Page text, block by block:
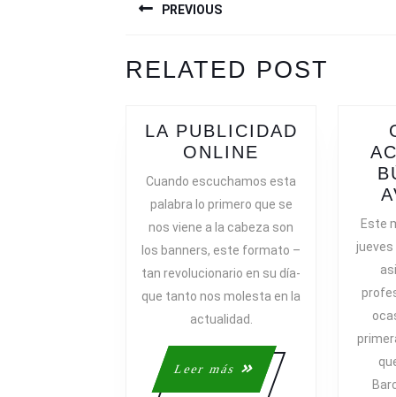
DE
ENTRADAS
PREVIOUS
post:
RELATED POST
LA PUBLICIDAD
ONLINE
PUBLICIDAD
Cuando escuchamos esta
palabra lo primero que se
nos viene a la cabeza son
los banners, este formato –
tan revolucionario en su día-
que tanto nos molesta en la
actualidad.
Leer más
Leer
más
Este
jueves